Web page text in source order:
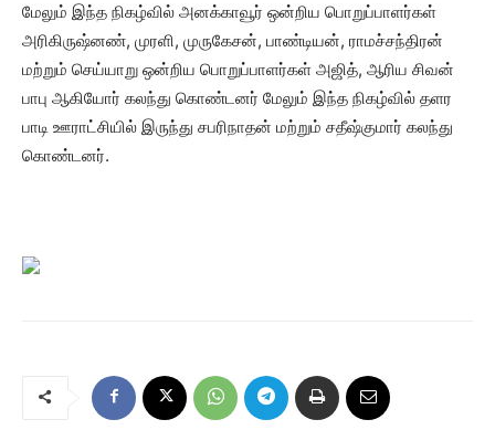
மேலும் இந்த நிகழ்வில் அனக்காவூர் ஒன்றிய பொறுப்பாளர்கள்
அரிகிருஷ்னண், முரளி, முருகேசன், பாண்டியன், ராமச்சந்திரன்
மற்றும் செய்யாறு ஒன்றிய பொறுப்பாளர்கள் அஜித், ஆரிய சிவன்
பாபு ஆகியோர் கலந்து கொண்டனர் மேலும் இந்த நிகழ்வில் தளர
பாடி ஊராட்சியில் இருந்து சபரிநாதன் மற்றும் சதீஷ்குமார் கலந்து
கொண்டனர்.